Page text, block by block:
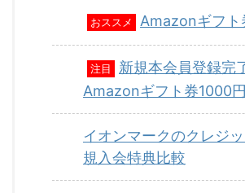
おススメ Amazonギフト
注目
新規本会員登録完
Amazonギフト券1000
イオンマークのクレジ
規入会特典比較